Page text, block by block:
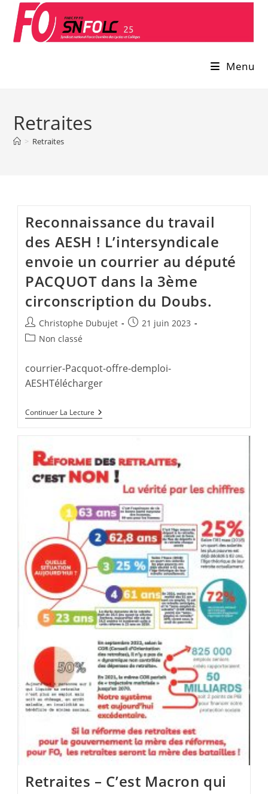
content
Menu
Retraites
> Retraites
Reconnaissance du travail
des AESH ! L’intersyndicale
envoie un courrier au député
PACQUOT dans la 3ème
circonscription du Doubs.
Auteur/autrice
de
Christophe Dubujet
Publication
21 juin 2023
PostNon classé
courrier-Pacquot-offre-demploi-
AESHTélécharger
Continuer La Lecture Reconnaissance
Du
!
L’intersyndicale
Envoie
Au
Député
PACQUOT
Dans
La
3ème
Circonscription
Du
Doubs.
Retraites – C’est Macron qui